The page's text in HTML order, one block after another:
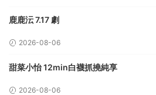
鹿鹿沄 7.17 劇
2026-08-06
甜菜小怡 12min白襪抓撓純享
2026-08-06